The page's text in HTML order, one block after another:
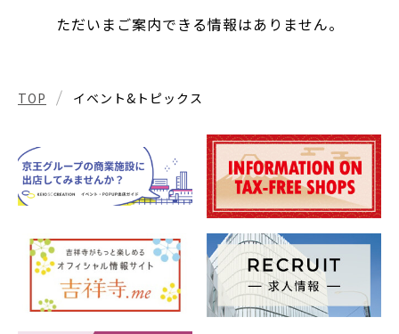
ただいまご案内できる情報はありません。
TOP イベント&トピックス